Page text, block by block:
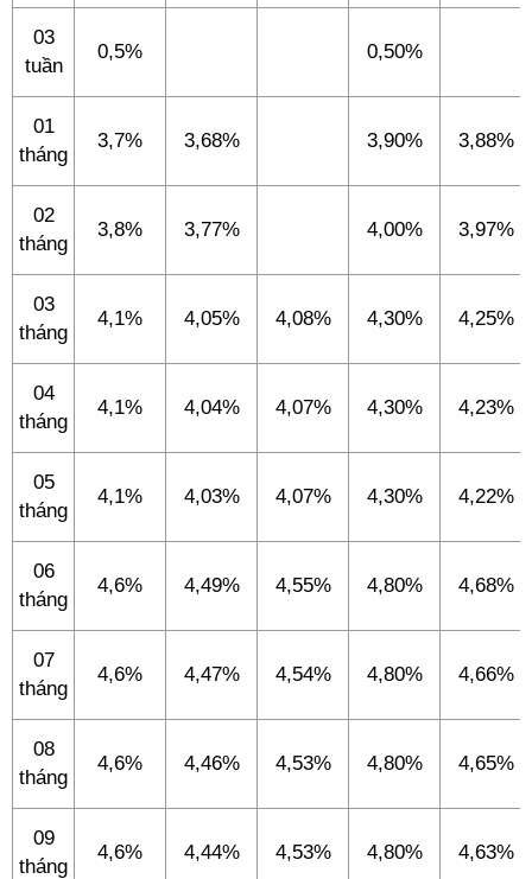
03
tuần
0,5% 0,50%
01
tháng
3,7% 3,68% 3,90% 3,88%
02
tháng
3,8% 3,77% 4,00% 3,97%
03
tháng
4,1% 4,05% 4,08% 4,30% 4,25%
04
tháng
4,1% 4,04% 4,07% 4,30% 4,23%
05
tháng
4,1% 4,03% 4,07% 4,30% 4,22%
06
tháng
4,6% 4,49% 4,55% 4,80% 4,68%
07
tháng
4,6% 4,47% 4,54% 4,80% 4,66%
08
tháng
4,6% 4,46% 4,53% 4,80% 4,65%
09
tháng
4,6% 4,44% 4,53% 4,80% 4,63%